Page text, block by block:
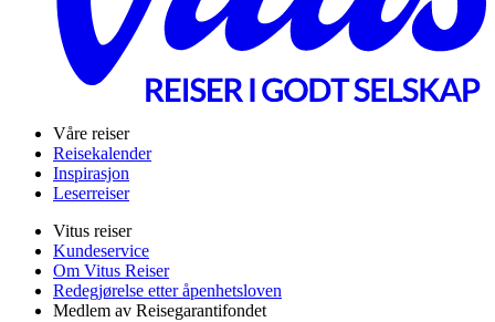
Våre reiser
Reisekalender
Inspirasjon
Leserreiser
Vitus reiser
Kundeservice
Om Vitus Reiser
Redegjørelse etter åpenhetsloven
Medlem av Reisegarantifondet